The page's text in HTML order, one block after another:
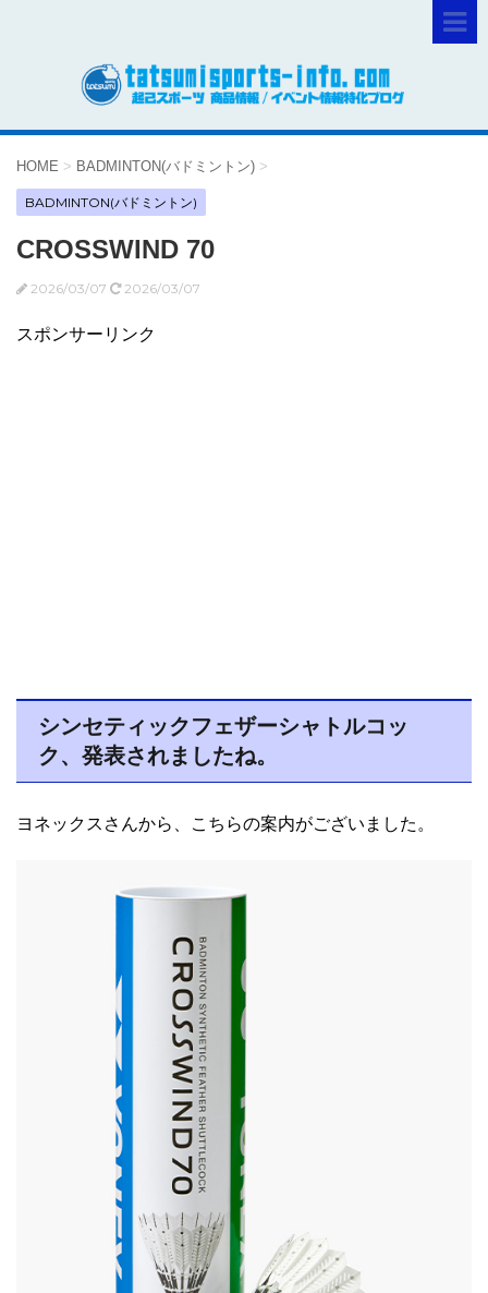
HOME > BADMINTON(バドミントン) >
BADMINTON(バドミントン)
CROSSWIND 70
2026/03/07 2026/03/07
スポンサーリンク
シンセティックフェザーシャトルコッ
ク、発表されましたね。
ヨネックスさんから、こちらの案内がございました。